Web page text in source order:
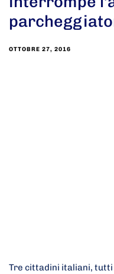
OTTOBRE 27, 2016
Tre cittadini italiani, tutti